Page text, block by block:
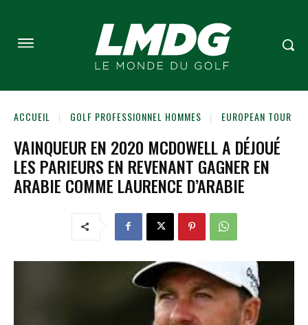
ACCUEIL GOLF PROFESSIONNEL HOMMES EUROPEAN TOUR
VAINQUEUR EN 2020 MCDOWELL A DÉJOUÉ
LES PARIEURS EN REVENANT GAGNER EN
ARABIE COMME LAURENCE D’ARABIE